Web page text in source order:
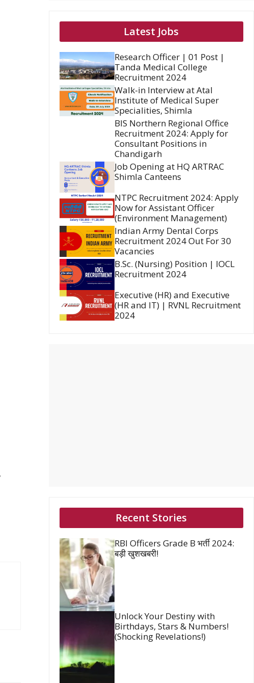
Latest Jobs
Research Officer | 01 Post |
Tanda Medical College
Recruitment 2024
Walk-in Interview at Atal
Institute of Medical Super
Specialities, Shimla
BIS Northern Regional Office
Recruitment 2024: Apply for
Consultant Positions in
Chandigarh
Job Opening at HQ ARTRAC
Shimla Canteens
NTPC Recruitment 2024: Apply
Now for Assistant Officer
(Environment Management)
Indian Army Dental Corps
Recruitment 2024 Out For 30
Vacancies
B.Sc. (Nursing) Position | IOCL
Recruitment 2024
Executive (HR) and Executive
(HR and IT) | RVNL Recruitment
2024
Recent Stories
RBI Officers Grade B भर्ती 2024:
बड़ी खुशखबरी!
Unlock Your Destiny with
Birthdays, Stars & Numbers!
(Shocking Revelations!)